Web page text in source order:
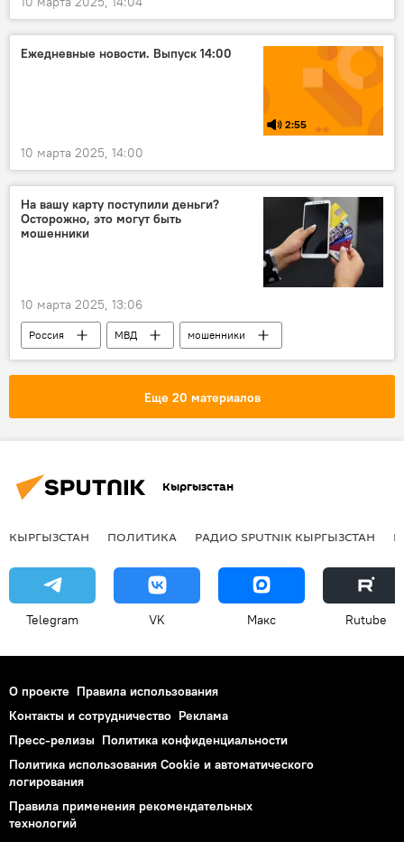
Ежедневные новости. Выпуск 14:00
2:55
10 марта 2025, 14:00
На вашу карту поступили деньги?
Осторожно, это могут быть
мошенники
10 марта 2025, 13:06
Россия МВД
мошенники
банковская карта
перевод
счет
Еще 20 материалов
Кыргызстан
КЫРГЫЗСТАН ПОЛИТИКА РАДИО SPUTNIK КЫРГЫЗСТАН
Telegram VK Макс Rutube
О проекте Правила использования
Контакты и сотрудничество Реклама
Пресс-релизы Политика конфиденциальности
Политика использования Cookie и автоматического
логирования
Правила применения рекомендательных
технологий